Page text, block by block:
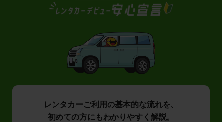
レンタカーご利用の基本的な流れを、
初めての方にもわかりやすく解説。